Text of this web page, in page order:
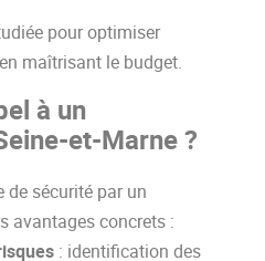
pour optimiser
maîtrisant le budget.
à un
et-Marne ?
de sécurité par un
avantages concrets :
: identification des